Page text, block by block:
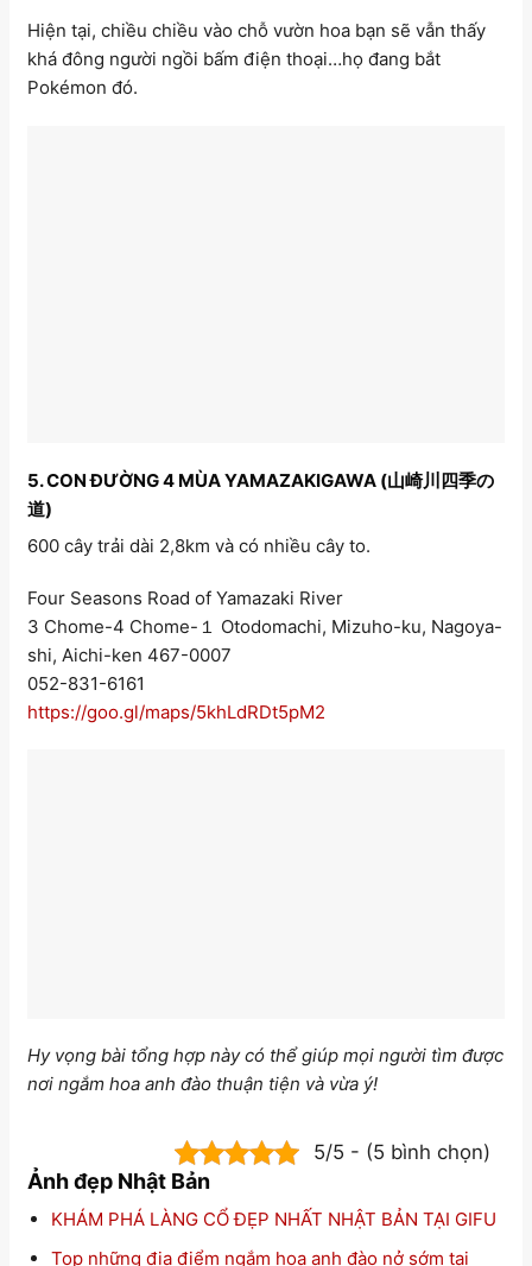
Hiện tại, chiều chiều vào chỗ vườn hoa bạn sẽ vẫn thấy
khá đông người ngồi bấm điện thoại…họ đang bắt
Pokémon đó.
5. CON ĐƯỜNG 4 MÙA YAMAZAKIGAWA (山崎川四季の
道)
600 cây trải dài 2,8km và có nhiều cây to.
Four Seasons Road of Yamazaki River
3 Chome-4 Chome-１ Otodomachi, Mizuho-ku, Nagoya-
shi, Aichi-ken 467-0007
052-831-6161
https://goo.gl/maps/5khLdRDt5pM2
Hy vọng bài tổng hợp này có thể giúp mọi người tìm được
nơi ngắm hoa anh đào thuận tiện và vừa ý!
5/5 - (5 bình chọn)
Ảnh đẹp Nhật Bản
KHÁM PHÁ LÀNG CỔ ĐẸP NHẤT NHẬT BẢN TẠI GIFU
Top những địa điểm ngắm hoa anh đào nở sớm tại